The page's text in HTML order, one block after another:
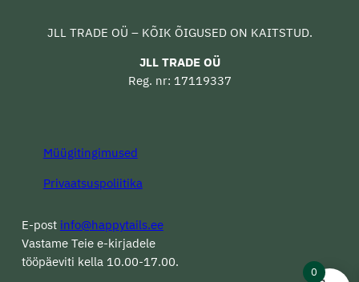
JLL TRADE OÜ – KÕIK ÕIGUSED ON KAITSTUD.
JLL TRADE OÜ
Reg. nr: 17119337
Müügitingimused
Privaatsuspoliitika
E-post info@happytails.ee
Vastame Teie e-kirjadele
tööpäeviti kella 10.00-17.00.
0